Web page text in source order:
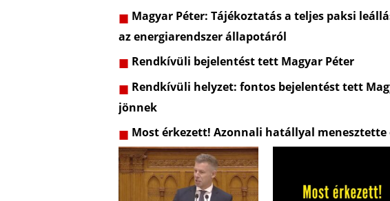
Magyar Péter: Tájékoztatás a teljes paksi
az energiarendszer állapotáról
Rendkívüli bejelentést tett Magyar Péter
Rendkívüli helyzet: fontos bejelentést tett
jönnek
Most érkezett! Azonnali hatállyal